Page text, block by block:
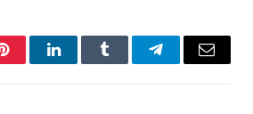
PinterestLinkedInTumblr TelegramEmail